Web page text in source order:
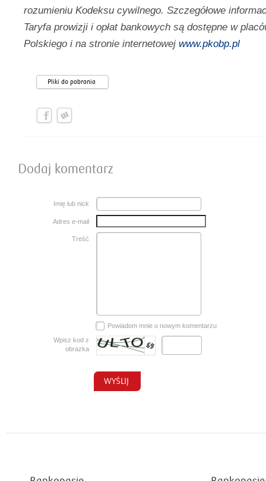
rozumieniu Kodeksu cywilnego. Szczegółowe
Taryfa prowizji i opłat bankowych są dostępne w
Polskiego i na stronie internetowej www.pkobp.pl
Pliki do pobrania
Dodaj komentarz
Imię lub nick
Adres e-mail
Treść
Powiadom mnie o nowym komentarzu
Wpisz kod z
obrazka